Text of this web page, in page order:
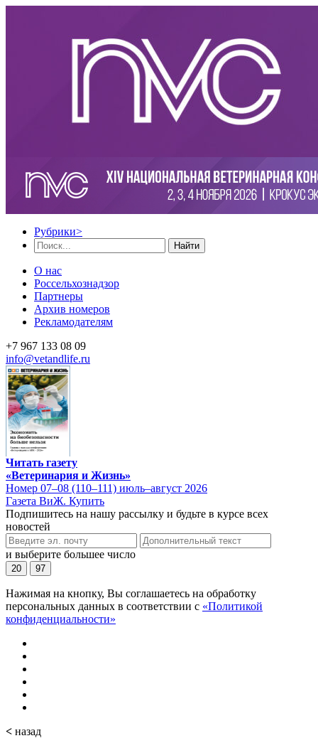
Рубрики>
Найти
О нас
Россельхознадзор
Партнеры
Архив номеров
Рекламодателям
+7 967 133 08 09
info@vetandlife.ru
Читать газету
«Ветеринария и Жизнь»
Номер 07–08 (110–111) июль–август 2026
Газета ВиЖ. Купить
Подпишитесь на нашу рассылку и будьте в курсе всех
новостей
и выберите большее число
20 97
Нажимая на кнопку, Вы соглашаетесь на обработку
персональных данных в соответствии с «Политикой
конфиденциальности»
< назад